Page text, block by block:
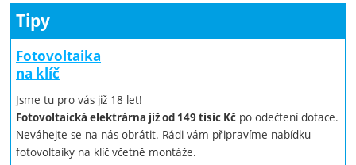
Tipy
Fotovoltaika
na klíč
Jsme tu pro vás již 18 let!
Fotovoltaická elektrárna již od 149 tisíc Kč po odečtení dotace.
Neváhejte se na nás obrátit. Rádi vám připravíme nabídku
fotovoltaiky na klíč včetně montáže.